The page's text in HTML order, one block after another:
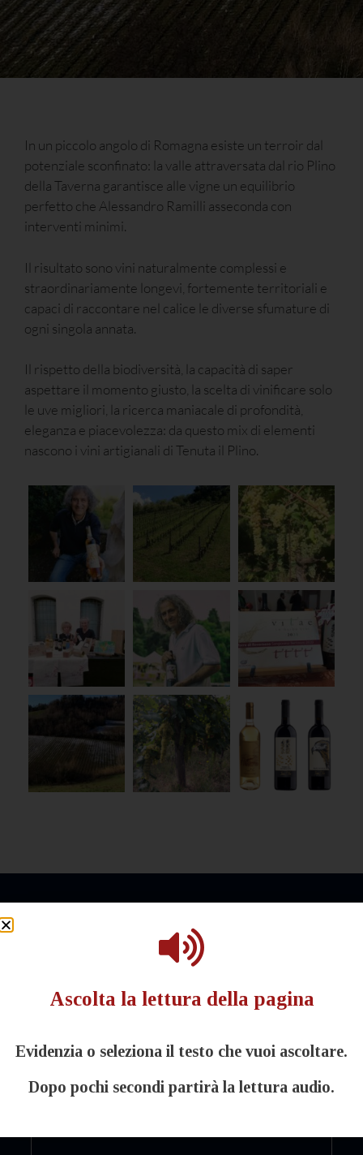
In un piccolo angolo di Romagna esiste un terroir dal
potenziale sconfinato: la valle attraversata dal rio Plino
della Taverna garantisce alle vigne un equilibrio
perfetto che Alessandro Ramilli asseconda con
interventi minimi.
Il risultato sono vini naturalmente complessi e
straordinariamente longevi, fortemente territoriali e
capaci di raccontare nel calice le diverse sfumature di
ogni singola annata.
Il rispetto della biodiversità, la capacità di saper
aspettare il momento giusto, la scelta di vinificare solo
le uve migliori, la ricerca maniacale di profondità,
eleganza e piacevolezza: da questo mix di elementi
nascono i vini artigianali di Tenuta il Plino.
Ascolta la lettura della pagina
Evidenzia o seleziona il testo che vuoi ascoltare.
Dopo pochi secondi partirà la lettura audio.